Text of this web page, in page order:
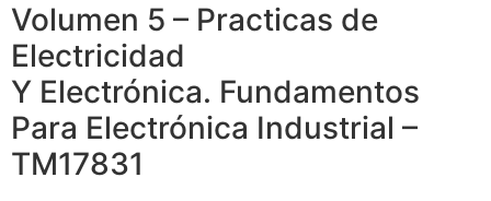
Volumen 5 – Practicas de
Electricidad
Y Electrónica. Fundamentos
Para Electrónica Industrial –
TM17831